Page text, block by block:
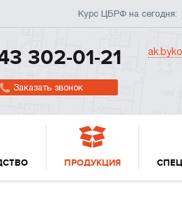
Курс ЦБРФ на сегодня:
302-01-21
Заказать звонок
ПРОДУКЦИЯ